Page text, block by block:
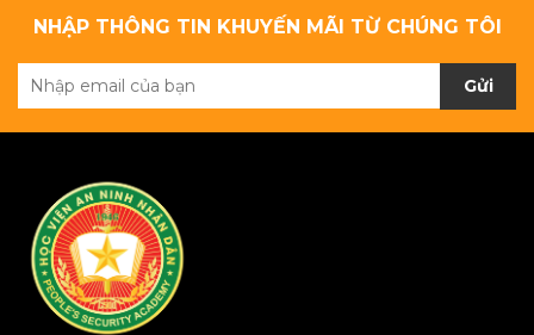
NHẬP THÔNG TIN KHUYẾN MÃI TỪ CHÚNG TÔI
Gửi